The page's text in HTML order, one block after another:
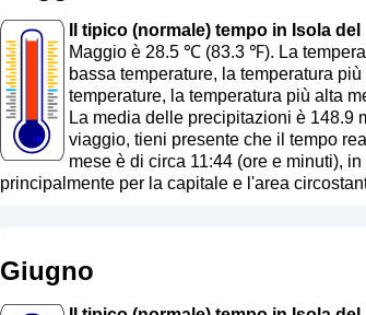
Il tipico (normale) tempo in Isola
Maggio è 28.5 ℃ (83.3 ℉). La
bassa temperature, la temperatura
temperature, la temperatura più alta
La media delle precipitazioni è 148.9
viaggio, tieni presente che il tempo
mese è di circa 11:44 (ore e minuti),
principalmente per la capitale e l'area
Giugno